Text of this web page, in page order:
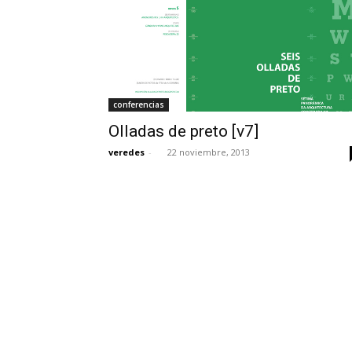
conferencias
Olladas de preto [v7]
veredes - 22 noviembre, 2013